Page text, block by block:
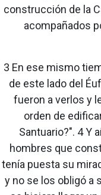
construcción de la
acompañados
3 En ese mismo
de este lado del
fueron a verlos y
orden de
Santuario?". 4 Y
hombres que
tenía puesta su
y no se los obligó a